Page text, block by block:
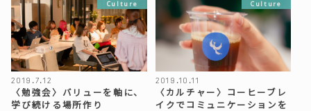
Culture
2019.7.12
〈勉強会〉バリューを軸に、
学び続ける場所作り
Culture
2019.10.11
〈カルチャー〉コーヒーブレ
イクでコミュニケーションを